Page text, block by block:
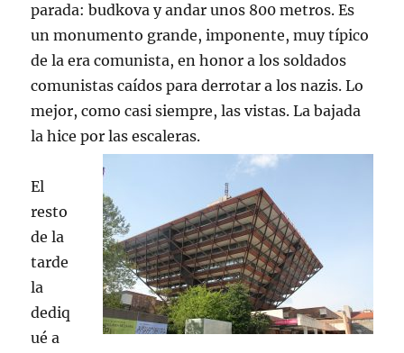
parada: budkova y andar unos 800 metros. Es
un monumento grande, imponente, muy típico
de la era comunista, en honor a los soldados
comunistas caídos para derrotar a los nazis. Lo
mejor, como casi siempre, las vistas. La bajada
la hice por las escaleras.
El
resto
de la
tarde
la
dediq
ué a